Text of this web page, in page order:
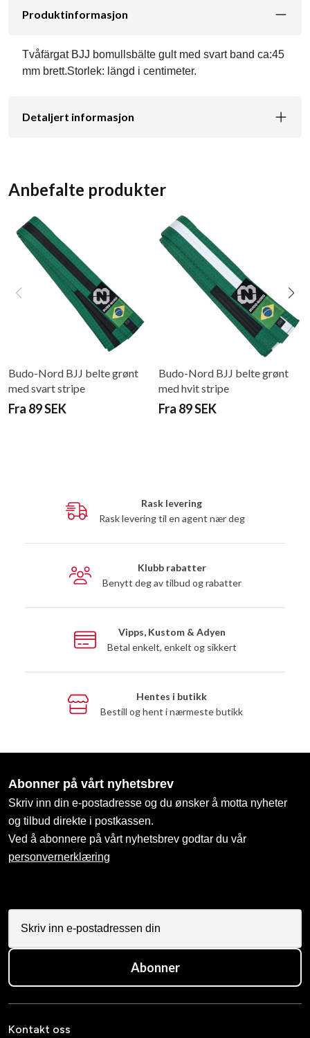
Produktinformasjon
Tvåfärgat BJJ bomullsbälte gult med svart band ca:45
mm brett.Storlek: längd i centimeter.
Detaljert informasjon
Anbefalte produkter
Budo-Nord BJJ belte grønt
med svart stripe
Fra 89 SEK
Budo-Nord BJJ belte grønt
med hvit stripe
Fra 89 SEK
Rask levering
Rask levering til en agent nær deg
Klubb rabatter
Benytt deg av tilbud og rabatter
Vipps, Kustom & Adyen
Betal enkelt, enkelt og sikkert
Hentes i butikk
Bestill og hent i nærmeste butikk
Abonner på vårt nyhetsbrev
Skriv inn din e-postadresse og du ønsker å motta nyheter
og tilbud direkte i postkassen.
Ved å abonnere på vårt nyhetsbrev godtar du vår
personvernerklæring
Abonner
Kontakt oss